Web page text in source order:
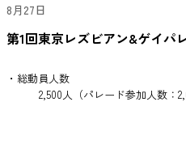
8月27日
第1回東京レズビアン&ゲイパ
・総動員人数
2,500人（パレード参加人数：